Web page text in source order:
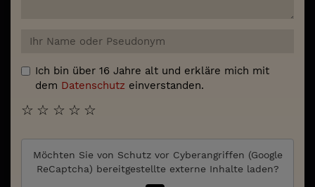
Ich bin über 16 Jahre alt und erkläre mich mit
dem Datenschutz einverstanden.
☆
☆
☆
☆
☆
Möchten Sie von Schutz vor Cyberangriffen (Google
ReCaptcha) bereitgestellte externe Inhalte laden?